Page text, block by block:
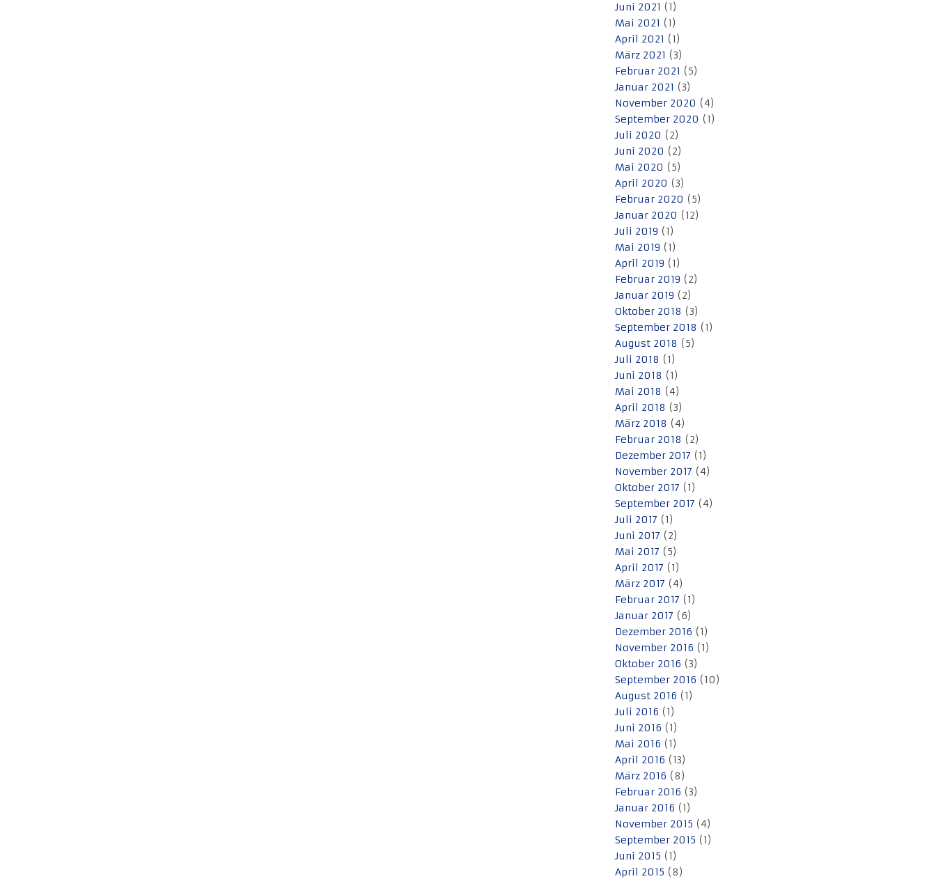
Juni 2021 (1)
Mai 2021 (1)
April 2021 (1)
März 2021 (3)
Februar 2021 (5)
Januar 2021 (3)
November 2020 (4)
September 2020 (1)
Juli 2020 (2)
Juni 2020 (2)
Mai 2020 (5)
April 2020 (3)
Februar 2020 (5)
Januar 2020 (12)
Juli 2019 (1)
Mai 2019 (1)
April 2019 (1)
Februar 2019 (2)
Januar 2019 (2)
Oktober 2018 (3)
September 2018 (1)
August 2018 (5)
Juli 2018 (1)
Juni 2018 (1)
Mai 2018 (4)
April 2018 (3)
März 2018 (4)
Februar 2018 (2)
Dezember 2017 (1)
November 2017 (4)
Oktober 2017 (1)
September 2017 (4)
Juli 2017 (1)
Juni 2017 (2)
Mai 2017 (5)
April 2017 (1)
März 2017 (4)
Februar 2017 (1)
Januar 2017 (6)
Dezember 2016 (1)
November 2016 (1)
Oktober 2016 (3)
September 2016 (10)
August 2016 (1)
Juli 2016 (1)
Juni 2016 (1)
Mai 2016 (1)
April 2016 (13)
März 2016 (8)
Februar 2016 (3)
Januar 2016 (1)
November 2015 (4)
September 2015 (1)
Juni 2015 (1)
April 2015 (8)